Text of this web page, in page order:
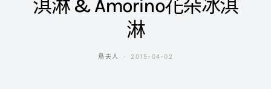
淇淋 & Amorino花朵冰淇
淋
鳥夫人 2015-04-02